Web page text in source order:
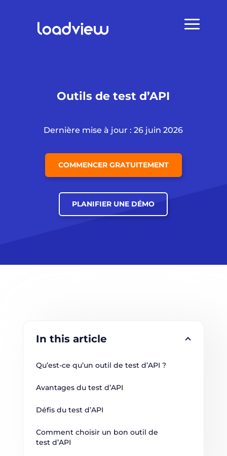
Outils de test d’API
Dernière mise à jour : 26 juin 2026
COMMENCER GRATUITEMENT
PLANIFIER UNE DÉMO
In this article
Qu’est-ce qu’un outil de test d’API ?
Avantages du test d’API
Défis du test d’API
Comment choisir un bon outil de
test d’API